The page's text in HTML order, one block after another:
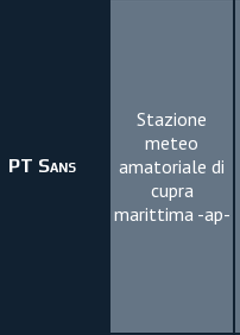
PT Sans
Stazione
meteo
amatoriale di
cupra
marittima -ap-